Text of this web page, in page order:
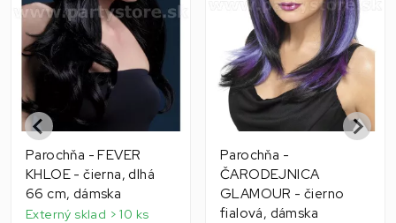
Parochňa - FEVER
KHLOE - čierna, dlhá
66 cm, dámska
Externý sklad > 10 ks
Parochňa -
ČARODEJNICA
GLAMOUR - čierno
fialová, dámska